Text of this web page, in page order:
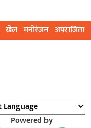
खेल मनोरंजन अपराजिता
Powered by